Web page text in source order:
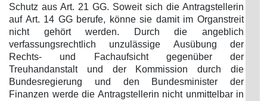
Schutz aus Art. 21 GG. Soweit sich die Antragstellerin
auf Art. 14 GG berufe, könne sie damit im Organstreit
nicht gehört werden. Durch die angeblich
verfassungsrechtlich unzulässige Ausübung der
Rechts- und Fachaufsicht gegenüber der
Treuhandanstalt und der Kommission durch die
Bundesregierung und den Bundesminister der
Finanzen werde die Antragstellerin nicht unmittelbar in